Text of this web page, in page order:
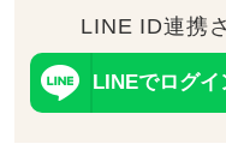
LINE ID連携
LINEでログイ